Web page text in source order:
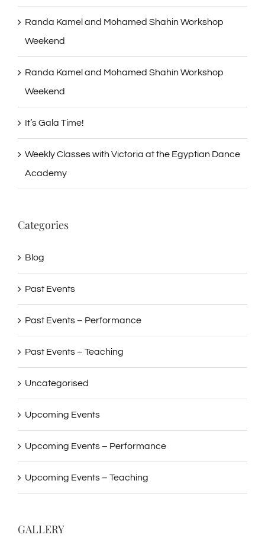
Randa Kamel and Mohamed Shahin Workshop
Weekend
Randa Kamel and Mohamed Shahin Workshop
Weekend
It’s Gala Time!
Weekly Classes with Victoria at the Egyptian Dance
Academy
Categories
Blog
Past Events
Past Events – Performance
Past Events – Teaching
Uncategorised
Upcoming Events
Upcoming Events – Performance
Upcoming Events – Teaching
GALLERY